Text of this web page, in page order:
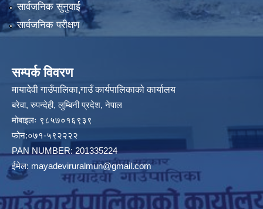
सार्वजनिक सुनुवाई
सार्वजनिक परीक्षण
सम्पर्क विवरण
मायादेवी गाउँपालिका,गाउँ कार्यपालिकाको कार्यालय
बरेवा, रुपन्देही, लुम्बिनी प्रदेश, नेपाल
मोबाइलः ९८५७०१६९३९
फोन:०७१-५९२२२२
PAN NUMBER: 201335224
ईमेल: mayadeviruralmun@gmail.com